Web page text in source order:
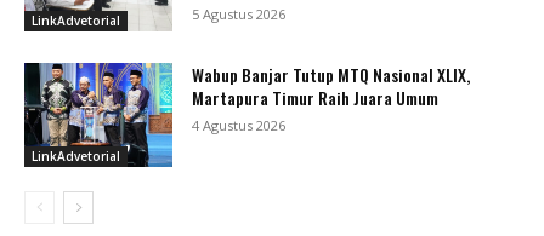
LinkAdvetorial 5 Agustus 2026
LinkAdvetorial
Wabup Banjar Tutup MTQ Nasional XLIX,
Martapura Timur Raih Juara Umum
4 Agustus 2026